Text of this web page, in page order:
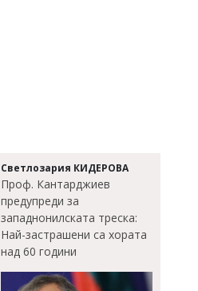
Светлозария КИДЕРОВА
Проф. Кантарджиев
предупреди за
западнонилската треска:
Най-застрашени са хората
над 60 години